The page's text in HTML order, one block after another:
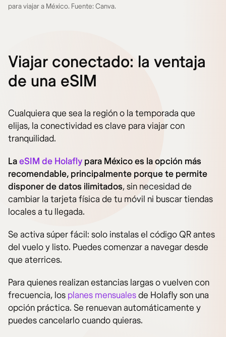
para viajar a México. Fuente: Canva.
Viajar conectado: la ventaja
de una eSIM
Cualquiera que sea la región o la temporada que
elijas, la conectividad es clave para viajar con
tranquilidad.
LaeSIM de Holafly para México es la opción más
recomendable, principalmente porque te permite
disponer de datos ilimitados, sin necesidad de
cambiar la tarjeta física de tu móvil ni buscar tiendas
locales a tu llegada.
Se activa súper fácil: solo instalas el código QR antes
del vuelo y listo. Puedes comenzar a navegar desde
que aterrices.
Para quienes realizan estancias largas o vuelven con
frecuencia, los planes mensualesde Holafly son una
opción práctica. Se renuevan automáticamente y
puedes cancelarlo cuando quieras.